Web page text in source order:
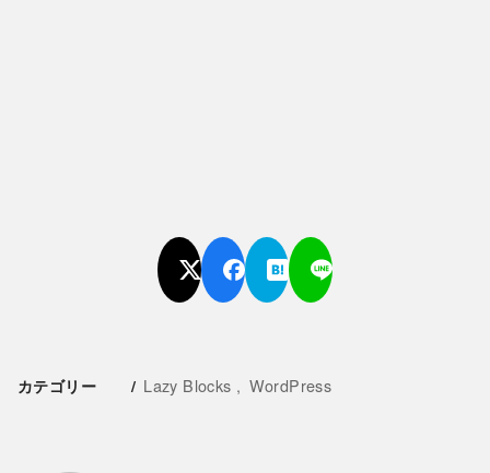
カテゴリー Lazy Blocks WordPress